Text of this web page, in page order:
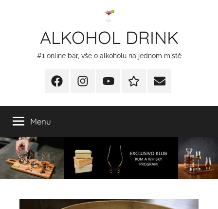
ALKOHOL DRINK
#1 online bar, vše o alkoholu na jednom místě
FacebookInstagram
YT
Redakční
E-
Menu